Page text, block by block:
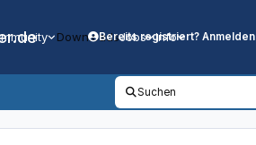
DownloadsJobs Info
Bereits registriert? Anmelden
Suchen